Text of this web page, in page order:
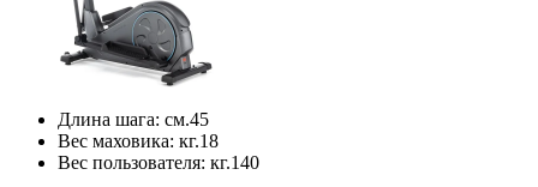
Длина шага: см.45
Вес маховика: кг.18
Вес пользователя: кг.140